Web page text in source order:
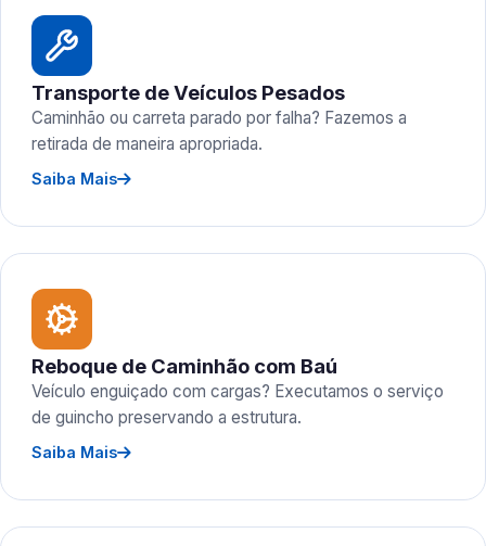
Transporte de Veículos Pesados
Caminhão ou carreta parado por falha? Fazemos a
retirada de maneira apropriada.
Saiba Mais
Reboque de Caminhão com Baú
Veículo enguiçado com cargas? Executamos o serviço
de guincho preservando a estrutura.
Saiba Mais